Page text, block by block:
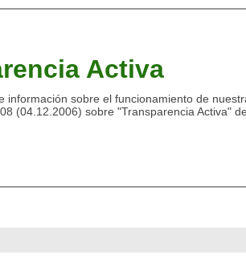
Activa
información sobre el funcionamiento de
(04.12.2006) sobre "Transparencia Activa"